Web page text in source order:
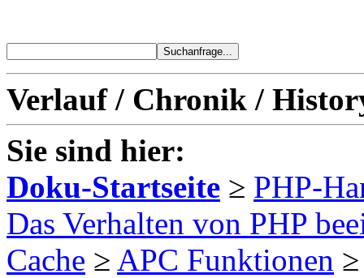
Verlauf / Chronik /
Sie sind hier:
Doku-Startseite ≥ PHP-
Das Verhalten von PHP
Cache ≥ APC Funktionen